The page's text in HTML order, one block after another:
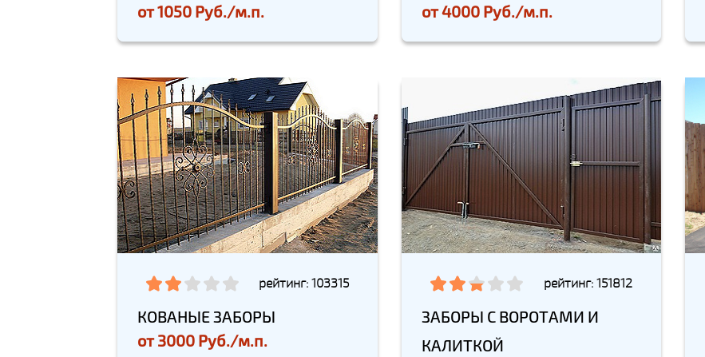
от1050 Руб./м.п.
от4000 Руб./м.п.
рейтинг: 103315
КОВАНЫЕ ЗАБОРЫ
от3000 Руб./м.п.
рейтинг: 151812
ЗАБОРЫ С ВОРОТАМИ И
КАЛИТКОЙ